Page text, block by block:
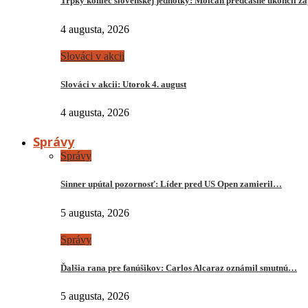
4 augusta, 2026
Slováci v akcii
Slováci v akcii: Utorok 4. august
4 augusta, 2026
Správy
Správy
Sinner upútal pozornosť: Líder pred US Open zamieril…
5 augusta, 2026
Správy
Ďalšia rana pre fanúšikov: Carlos Alcaraz oznámil smutnú…
5 augusta, 2026